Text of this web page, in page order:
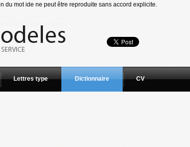
du mot ide ne peut être reproduite sans accord explicite.
Lettres type Dictionnaire CV